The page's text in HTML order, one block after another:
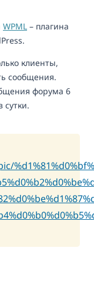
WPML – плагина
клиенты,
сообщения.
форума 6
сутки.